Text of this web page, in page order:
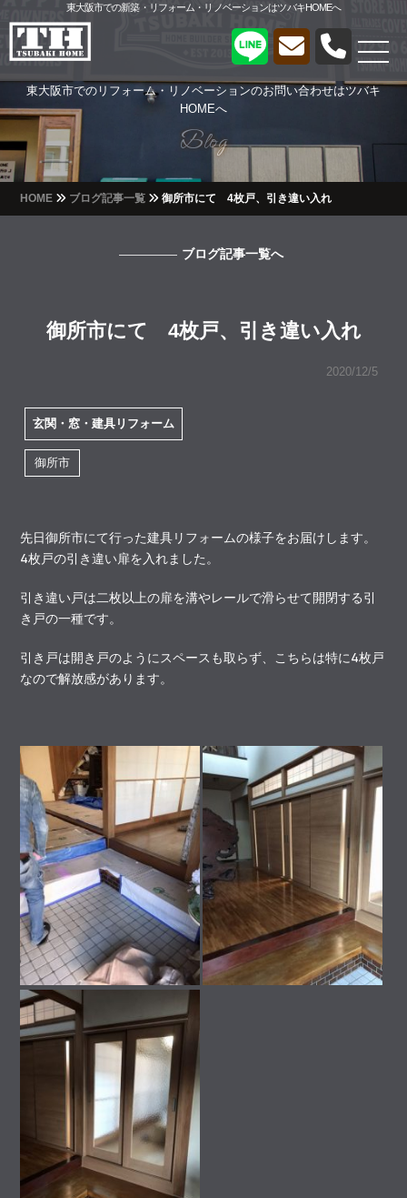
東大阪市での新築・リフォーム・リノベーションはツバキHOMEへ
Blog
Blog
東大阪市でのリフォーム・リノベーションのお問い合わせはツバキ
HOMEへ
HOME ブログ記事一覧 御所市にて 4枚戸、引き違い入れ
ブログ記事一覧へ
御所市にて 4枚戸、引き違い入れ
2020/12/5
玄関・窓・建具リフォーム
御所市
先日御所市にて行った建具リフォームの様子をお届けします。
4枚戸の引き違い扉を入れました。
引き違い戸は二枚以上の扉を溝やレールで滑らせて開閉する引
き戸の一種です。
引き戸は開き戸のようにスペースも取らず、こちらは特に4枚戸
なので解放感があります。